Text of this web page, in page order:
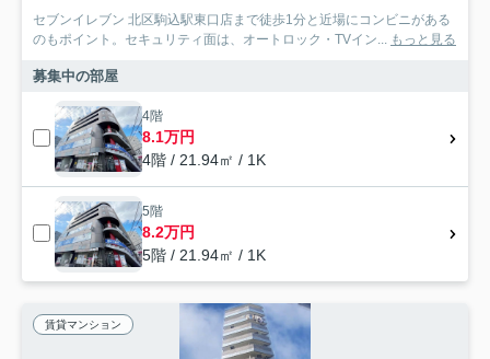
セブンイレブン 北区駒込駅東口店まで徒歩1分と近場にコンビニがある
のもポイント。セキュリティ面は、オートロック・TVイン...
もっと見る
募集中の部屋
4階
8.1万円
4階 / 21.94㎡ / 1K
5階
8.2万円
5階 / 21.94㎡ / 1K
賃貸マンション